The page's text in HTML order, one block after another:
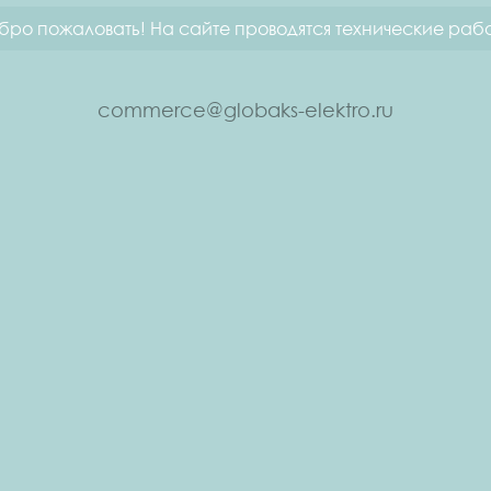
пожаловать! На сайте проводятся технические
commerce@globaks-elektro.ru